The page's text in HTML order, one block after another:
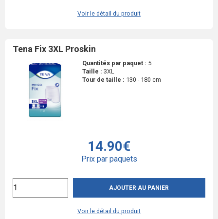
Voir le détail du produit
Tena Fix 3XL Proskin
Quantités par paquet : 5
Taille : 3XL
Tour de taille : 130 - 180 cm
14.90€
Prix par paquets
AJOUTER AU PANIER
Voir le détail du produit